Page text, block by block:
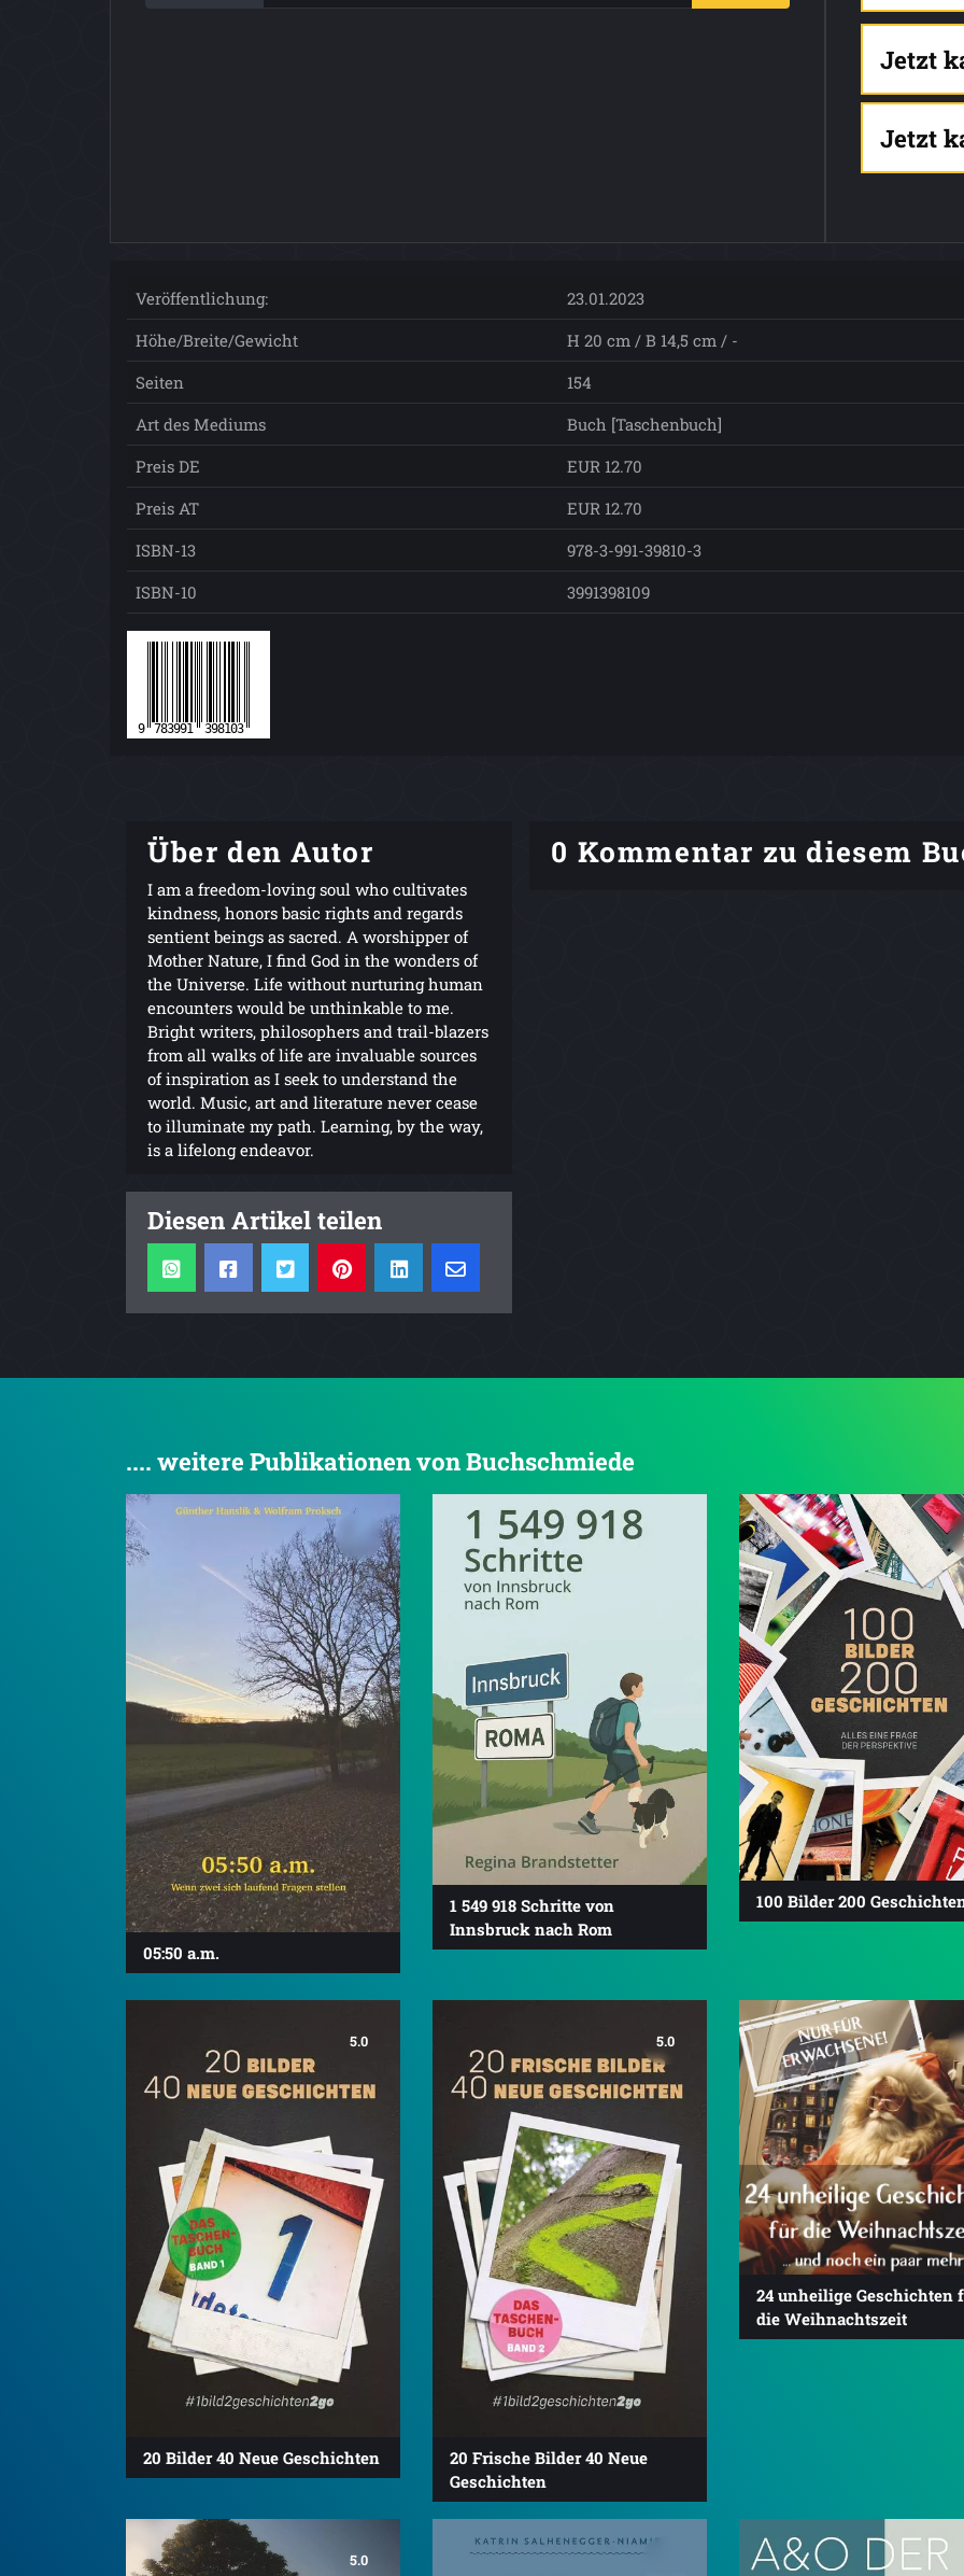
Jetzt
Jetzt
Veröffentlichung:
23.01.2023
Höhe/Breite/Gewicht
H 20 cm / B 14,5 cm / -
Seiten
154
Art des Mediums
Buch [Taschenbuch]
Preis DE
EUR 12.70
Preis AT
EUR 12.70
ISBN-13
978-3-991-39810-3
ISBN-10
3991398109
Über den Autor
I am a freedom-loving soul who cultivates
kindness, honors basic rights and regards
sentient beings as sacred. A worshipper of
Mother Nature, I find God in the wonders of
the Universe. Life without nurturing human
encounters would be unthinkable to me.
Bright writers, philosophers and trail-blazers
from all walks of life are invaluable sources
of inspiration as I seek to understand the
world. Music, art and literature never cease
to illuminate my path. Learning, by the way,
is a lifelong endeavor.
Diesen Artikel teilen
0 Kommentar zu diesem
.... weitere Publikationen von Buchschmiede
05:50 a.m.
1 549 918 Schritte von
Innsbruck nach Rom
100 Bilder 200
5.0
20 Bilder 40 Neue Geschichten
5.0
20 Frische Bilder 40 Neue
Geschichten
24 unheilige Geschichten
die Weihnachtszeit
5.0